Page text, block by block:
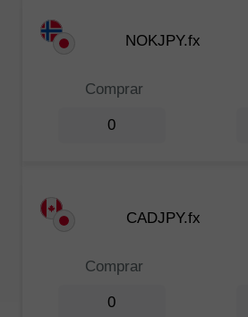
NOKJPY.fx
Comprar
0
CADJPY.fx
Comprar
0